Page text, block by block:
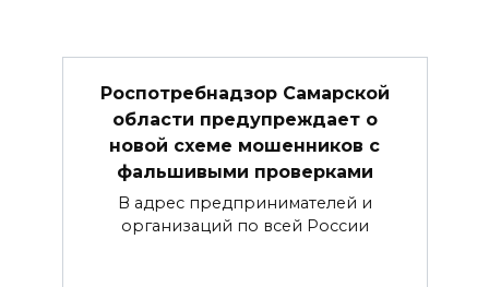
Роспотребнадзор Самарской
области предупреждает о
новой схеме мошенников с
фальшивыми проверками
В адрес предпринимателей и
организаций по всей России